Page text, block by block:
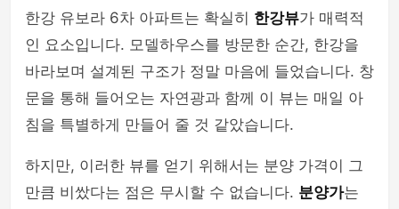
한강 유보라 6차 아파트는 확실히 한강뷰가 매력적
인 요소입니다. 모델하우스를 방문한 순간, 한강을
바라보며 설계된 구조가 정말 마음에 들었습니다. 창
문을 통해 들어오는 자연광과 함께 이 뷰는 매일 아
침을 특별하게 만들어 줄 것 같았습니다.
하지만, 이러한 뷰를 얻기 위해서는 분양 가격이 그
만큼 비쌌다는 점은 무시할 수 없습니다. 분양가는